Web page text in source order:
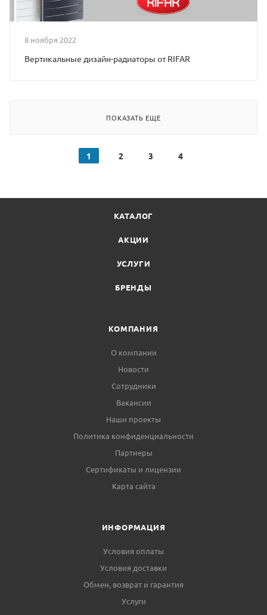
8 ноября 2022
Вертикальные дизайн-радиаторы от RIFAR
ПОКАЗАТЬ ЕЩЕ
1 2 3 4
КАТАЛОГ
АКЦИИ
УСЛУГИ
БРЕНДЫ
КОМПАНИЯ
О компании
Новости
Сотрудники
Вакансии
Наши проекты
Политика конфиденциальности
Партнеры
Сертификаты и лицензии
Карта сайта
ИНФОРМАЦИЯ
Условия оплаты
Условия доставки
Обмен, возврат и гарантия
Услуги